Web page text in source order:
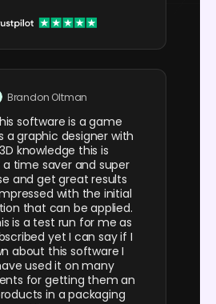
Brandon Oltman
software is a game
a graphic designer with
knowledge this is
time saver and super
and get great results
with the initial
that can be applied.
is a test run for me as
yet I can say if I
about this software I
used it on many
for getting them an
in a packaging